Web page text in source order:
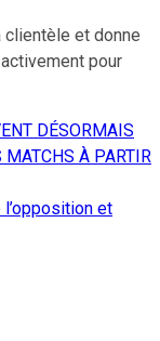
et donne
pour
DÉSORMAIS
MATCHS À PARTIR
l’opposition et